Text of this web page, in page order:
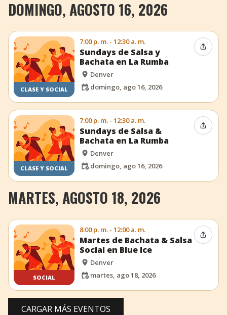
DOMINGO, AGOSTO 16, 2026
CLASE Y SOCIAL
7:00 p. m. - 12:30 a. m.
Sundays de Salsa y
Bachata en La Rumba
Denver
domingo, ago 16, 2026
CLASE Y SOCIAL
7:00 p. m. - 12:30 a. m.
Sundays de Salsa &
Bachata en La Rumba
Denver
domingo, ago 16, 2026
MARTES, AGOSTO 18, 2026
SOCIAL
8:00 p. m. - 12:00 a. m.
Martes de Bachata & Salsa
Social en Blue Ice
Denver
martes, ago 18, 2026
CARGAR MÁS EVENTOS